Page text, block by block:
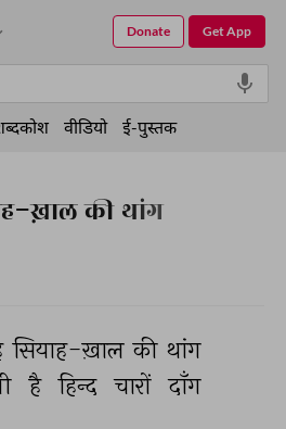
ख़ाल की थांग
सियाह-ख़ाल की थांग
है हिन्द चारों दाँग
Get App
Donate
वीडियो ई-पुस्तक